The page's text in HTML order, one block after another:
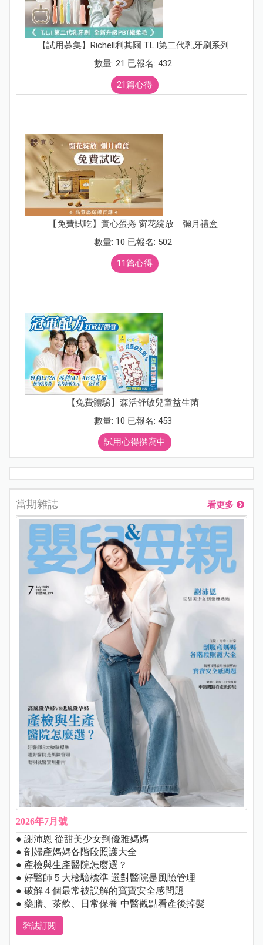
【試用募集】Richell利其爾 T.L.I第二代乳牙刷系列
數量: 21 已報名: 432
21篇心得
【免費試吃】實心蛋捲 窗花綻放｜彌月禮盒
數量: 10 已報名: 502
11篇心得
【免費體驗】森活舒敏兒童益生菌
數量: 10 已報名: 453
試用心得撰寫中
當期雜誌 看更多
2026年7月號
● 謝沛恩 從甜美少女到優雅媽媽
● 剖婦產媽媽各階段照護大全
● 產檢與生產醫院怎麼選？
● 好醫師５大檢驗標準 選對醫院是風險管理
● 破解４個最常被誤解的寶寶安全感問題
● 藥膳、茶飲、日常保養 中醫觀點看產後掉髮
雜誌訂閱